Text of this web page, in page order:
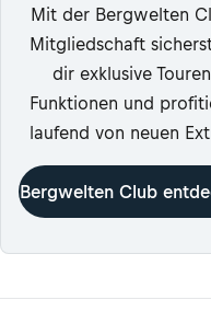
Mit der Bergwelten
Mitgliedschaft
dir exklusive
Funktionen und
laufend von neuen
Bergwelten Club